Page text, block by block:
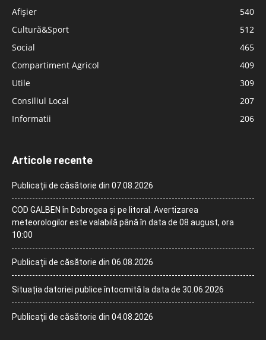
Afișier
540
Cultură&Sport
512
Social
465
Compartiment Agricol
409
Utile
309
Consiliul Local
207
Informatii
206
Articole recente
Publicații de căsătorie din 07.08.2026
COD GALBEN în Dobrogea și pe litoral. Avertizarea
meteorologilor este valabilă până în data de 08 august, ora
10:00
Publicații de căsătorie din 06.08.2026
Situația datoriei publice întocmită la data de 30.06.2026
Publicații de căsătorie din 04.08.2026